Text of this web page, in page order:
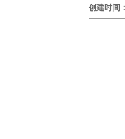
创建时间